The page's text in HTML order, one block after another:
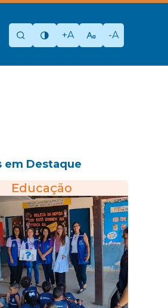
+A -A
em Destaque
Educação